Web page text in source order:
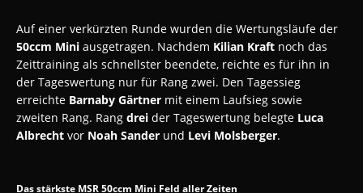
Auf einer verkürzten Runde wurden die Wertungsläufe der
50ccm Mini ausgetragen. Nachdem Kilian Kraft noch das
Zeittraining als schnellster beendete, reichte es für ihn in
der Tageswertung nur für Rang zwei. Den Tagessieg
erreichte Barnaby Gärtner mit einem Laufsieg sowie
zweiten Rang. Rang drei der Tageswertung belegte Luca
Albrecht vor Noah Sander und Levi Molsberger.
Das stärkste MSR 50ccm Mini Feld aller Zeiten